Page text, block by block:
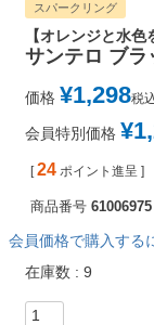
スパークリング
【オレンジと水色
サンテロ ブラ
価格 ¥1,298税
会員特別価格 ¥
[ 24 ポイント進呈 ]
商品番号 61006975
会員価格で購入する
在庫数
9